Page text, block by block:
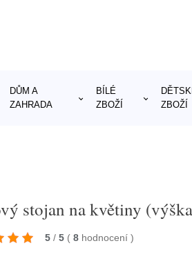
DŮM A
ZAHRADA
BÍLÉ
ZBOŽÍ
ZBOŽÍ
stojan na květiny
5 / 5 ( 8 hodnocení)